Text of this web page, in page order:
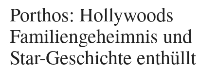
Porthos: Hollywoods
Familiengeheimnis und
Star-Geschichte enthüllt